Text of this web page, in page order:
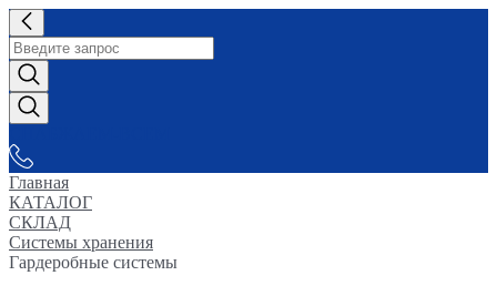
Главная
КАТАЛОГ
СКЛАД
Системы хранения
Гардеробные системы